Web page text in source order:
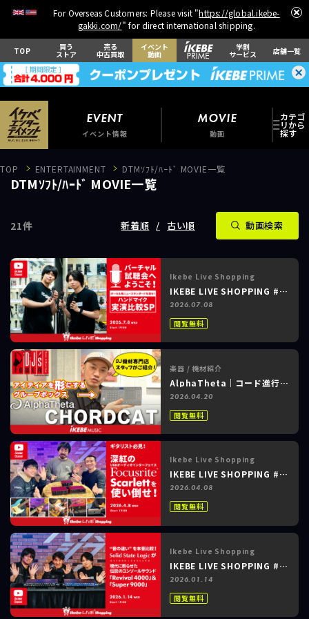
For Overseas Customers: Please visit "https://global.ikebe-
gakki.com/" for direct international shipping.
TOP 買う
ストア
売る
中古買取
イベント
動画
学割
サービス 店舗一覧
EVENT
イベント情報
MOVIE
動画
イベント情報
MOVIE 動画
TOP ENTERTAINMENT DTMｿﾌﾄ/ﾊｰﾄﾞ MOVIE一覧
DTMｿﾌﾄ/ﾊｰﾄﾞ MOVIE一覧
21件 新着順 古い順 動画検索
Ikebe Live Shopping
IKEBE LIVE SHOPPING #227 パワーレック ～バーチャル試聴会へようこそ！｜ボーカル用ニュースタンダードを探せ！ハンドマイク実演比較SP～
2026.07.08
閲覧無料
楽器 / 機材紹介
AlphaTheta｜コード進行を次々に提案！アイデアを形にするグルーヴボックス「CHORDCAT」をDJ機材販売店スタッフがご紹介！
2026.04.20
閲覧無料
Ikebe Live Shopping
IKEBE LIVE SHOPPING #207 パワーレック ～Focusrite｜ギタリスト必見！深紅のUSBオーディオインターフェイス Focusrite Scarlett を使い倒せ！～
2026.04.08
閲覧無料
Ikebe Live Shopping
IKEBE LIVE SHOPPING #188 パワーレック ～Solid State Logic｜SSLが現代に甦らせた伝説のコンソールサウンド Revival 4000＆Super 9000 ～
2026.01.14
閲覧無料